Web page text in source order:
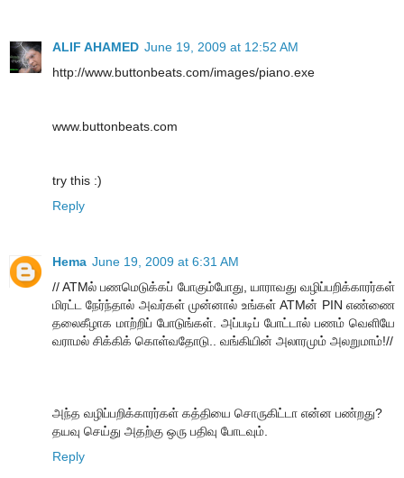
ALIF AHAMED June 19, 2009 at 12:52 AM
http://www.buttonbeats.com/images/piano.exe
www.buttonbeats.com
try this :)
Reply
Hema June 19, 2009 at 6:31 AM
// ATMல் பணமெடுக்கப் போகும்போது, யாராவது வழிப்பறிக்காரர்கள்
மிரட்ட நேர்ந்தால் அவர்கள் முன்னால் உங்கள் ATMன் PIN எண்ணை
தலைகீழாக மாற்றிப் போடுங்கள். அப்படிப் போட்டால் பணம் வெளியே
வராமல் சிக்கிக் கொள்வதோடு.. வங்கியின் அலாரமும் அலறுமாம்!//
அந்த வழிப்பறிக்காரர்கள் கத்தியை சொருகிட்டா என்ன பண்றது?
தயவு செய்து அதற்கு ஒரு பதிவு போடவும்.
Reply